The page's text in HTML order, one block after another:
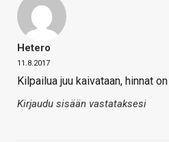
Hetero
11.8.2017
Kilpailua juu kaivataan, hinnat
Kirjaudu sisään vastataksesi